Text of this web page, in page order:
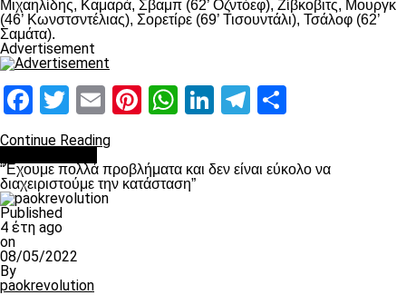
Μιχαηλίδης, Καμαρά, Σβαμπ (62’ Οζντόεφ), Ζίβκοβιτς, Μουργκ
(46’ Κωνστσντέλιας), Σορετίρε (69’ Τισουντάλι), Τσάλοφ (62’
Σαμάτα).
Advertisement
Facebook
Twitter
EmailPinterest
WhatsApp
LinkedIn
Telegram
Continue Reading
“Έχουμε πολλά προβλήματα και δεν είναι εύκολο να
διαχειριστούμε την κατάσταση”
Published
4 έτη ago
on
08/05/2022
By
paokrevolution